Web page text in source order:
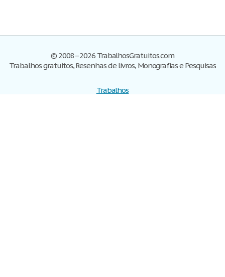
© 2008–2026 TrabalhosGratuitos.com
Trabalhos gratuitos, Resenhas de livros, Monografias e Pesquisas
Trabalhos